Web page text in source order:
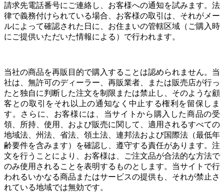
請求先電話番号にご連絡し、お客様への通知を試みます。法
律で義務付けられている場合、お客様の取引は、それがメー
ルによって確認された日に、お住まいの管轄区域（ご購入時
にご提供いただいた情報による）で行われます。
当社の商品を再販目的で購入することは認められません。当
社は、無許可のディーラー、再販業者、または販売店が行っ
たと独自に判断した注文を制限または禁止し、そのような顧
客との取引をそれ以上の通知なく中止する権利を留保しま
す。さらに、お客様には、当サイトから購入した商品の受
領、所持、使用、および販売に関して、適用されるすべての
地域法、州法、省法、領土法、連邦法および国際法（最低年
齢要件を含みます）を確認し、遵守する責任があります。注
文を行うことにより、お客様は、ご注文品が合法的な方法で
のみ使用されることを表明するものとします。当サイトで行
われるいかなる商品またはサービスの提供も、それが禁止さ
れている地域では無効です。